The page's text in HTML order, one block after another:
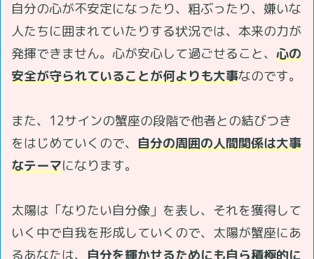
自分の心が不安定になったり、粗ぶったり、嫌いな
人たちに囲まれていたりする状況では、本来の力が
発揮できません。心が安心して過ごせること、 心の
安全が守られていることが何よりも大事なのです。
また、12サインの蟹座の段階で他者との結びつき
をはじめていくので、 自分の周囲の人間関係は大事
なテーマになります。
太陽は「なりたい自分像」を表し、それを獲得して
いく中で自我を形成していくので、太陽が蟹座にあ
るあなたは、 自分を輝かせるためにも自ら積極的に